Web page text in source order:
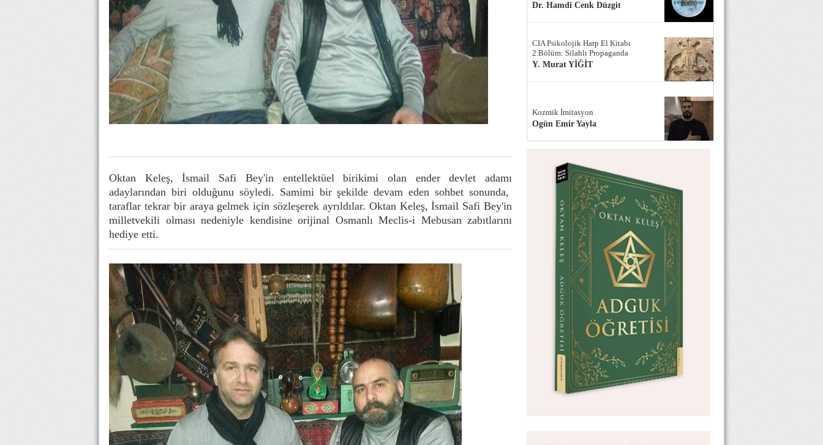
Oktan Keleş, İsmail Safi Bey'in entellektüel birikimi olan ender devlet adamı
adaylarından biri olduğunu söyledi. Samimi bir şekilde devam eden sohbet sonunda,
taraflar tekrar bir araya gelmek için sözleşerek ayrıldılar. Oktan Keleş, İsmail Safi Bey'in
milletvekili olması nedeniyle kendisine orijinal Osmanlı Meclis-i Mebusan zabıtlarını
hediye etti.
Dr. Hamdi Cenk Düzgit
CIA Psikolojik Harp El Kitabı
2.Bölüm: Silahlı Propaganda
Y. Murat YİĞİT
Kozmik İmitasyon
Ogün Emir Yayla